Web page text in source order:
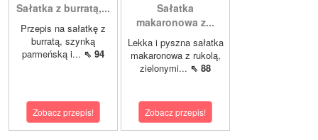
Sałatka z burratą,...
Przepis na sałatkę z
burratą, szynką
parmeńską i... ⇖ 94
Zobacz przepis!
Sałatka
makaronowa z...
Lekka i pyszna sałatka
makaronowa z rukolą,
zielonymi... ⇖ 88
Zobacz przepis!